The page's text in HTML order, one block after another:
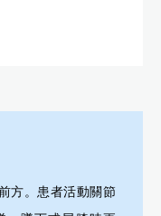
方。患者活動關節